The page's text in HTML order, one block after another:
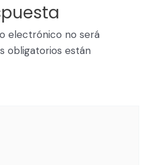
electrónico no será
obligatorios están